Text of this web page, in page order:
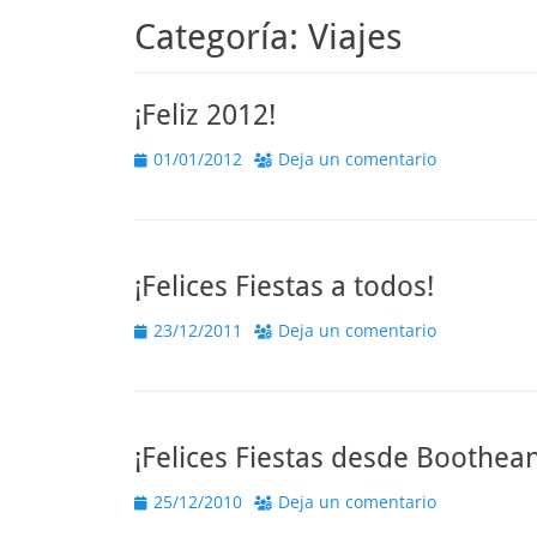
Categoría: Viajes
¡Feliz 2012!
Publicado
01/01/2012 Deja un comentario
¡Felices Fiestas a todos!
Publicado
23/12/2011 Deja un comentario
¡Felices Fiestas desde
Publicado
25/12/2010 Deja un comentario